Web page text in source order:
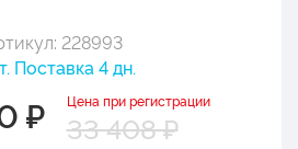
228993
Поставка 4 дн.
₽ Цена при регистрации
33 408 ₽